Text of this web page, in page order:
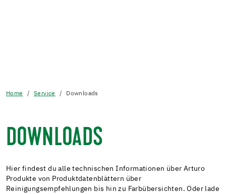
Home Service Downloads
DOWNLOADS
Hier findest du alle technischen Informationen über Arturo
Produkte von Produktdatenblättern über
Reinigungsempfehlungen bis hin zu Farbübersichten. Oder lade